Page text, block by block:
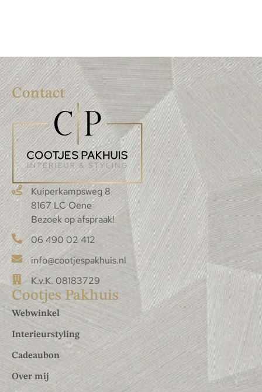
Contact
Kuiperkampsweg 8
8167 LC Oene
Bezoek op afspraak!
06 490 02 412
info@cootjespakhuis.nl
K.v.K. 08183729
Cootjes Pakhuis
Webwinkel
Interieurstyling
Cadeaubon
Over mij